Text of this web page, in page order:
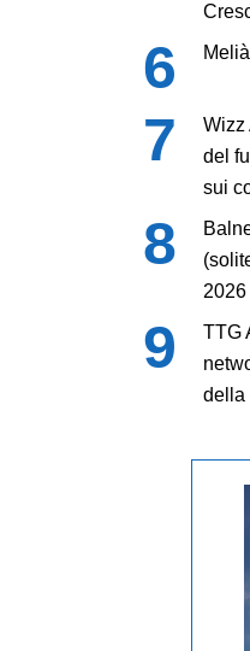
Wizz
del
sui
2026
TTG
della